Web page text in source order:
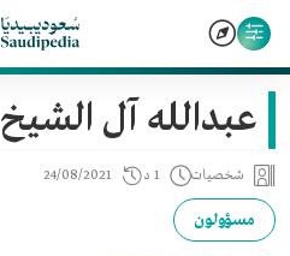
عبدالله آل الشيخ
شخصيات 1 د 24/08/2021
مسؤولون